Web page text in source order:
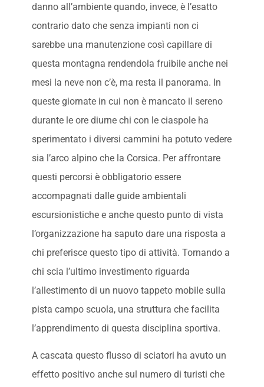
danno all’ambiente quando, invece, è l’esatto
contrario dato che senza impianti non ci
sarebbe una manutenzione così capillare di
questa montagna rendendola fruibile anche nei
mesi la neve non c’è, ma resta il panorama. In
queste giornate in cui non è mancato il sereno
durante le ore diurne chi con le ciaspole ha
sperimentato i diversi cammini ha potuto vedere
sia l’arco alpino che la Corsica. Per affrontare
questi percorsi è obbligatorio essere
accompagnati dalle guide ambientali
escursionistiche e anche questo punto di vista
l’organizzazione ha saputo dare una risposta a
chi preferisce questo tipo di attività. Tornando a
chi scia l’ultimo investimento riguarda
l’allestimento di un nuovo tappeto mobile sulla
pista campo scuola, una struttura che facilita
l’apprendimento di questa disciplina sportiva.
A cascata questo flusso di sciatori ha avuto un
effetto positivo anche sul numero di turisti che